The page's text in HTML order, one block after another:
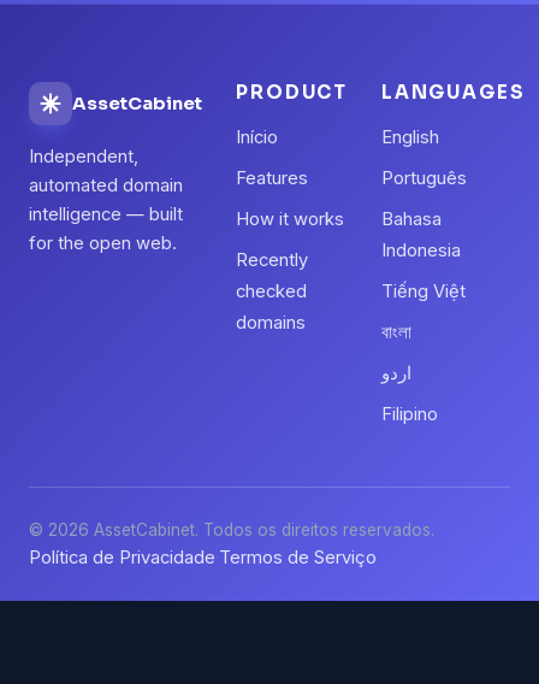
AssetCabinet
Independent,
automated domain
intelligence — built
for the open web.
PRODUCT
Início
Features
How it works
Recently
checked
domains
LANGUAGES
English
Português
Bahasa
Indonesia
Tiếng Việt
বাংলা
اردو
Filipino
© 2026 AssetCabinet. Todos os direitos reservados.
Política de Privacidade·Termos de Serviço